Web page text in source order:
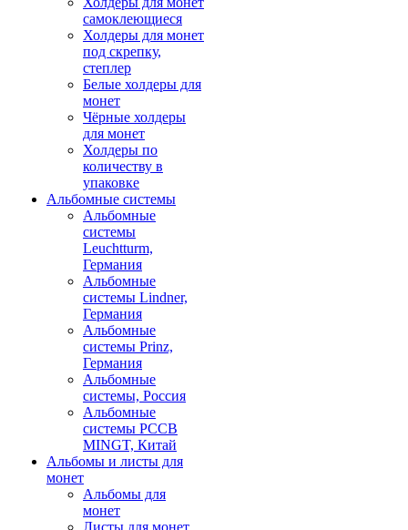
самоклеющиеся
Холдеры для монет
под скрепку,
степлер
Белые холдеры для
монет
Чёрные холдеры
для монет
Холдеры по
количеству в
упаковке
Альбомные системы
Альбомные
системы
Leuchtturm,
Германия
Альбомные
системы Lindner,
Германия
Альбомные
системы Prinz,
Германия
Альбомные
системы, Россия
Альбомные
системы PCCB
MINGT, Китай
Альбомы и листы для
монет
Альбомы для
монет
Листы для монет